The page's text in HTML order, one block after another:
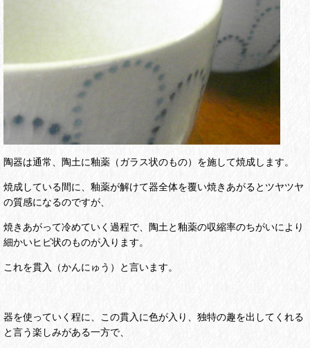
陶器は通常、陶土に釉薬（ガラス状のもの）を施して焼成します。
焼成している間に、釉薬が解けて器全体を覆い焼きあがるとツヤツヤ
の質感になるのですが、
焼きあがって冷めていく過程で、陶土と釉薬の収縮率のちがいにより
細かいヒビ状のものが入ります。
これを貫入（かんにゅう）と言います。
器を使っていく程に、この貫入に色が入り、独特の趣を出してくれる
と言う楽しみがある一方で、